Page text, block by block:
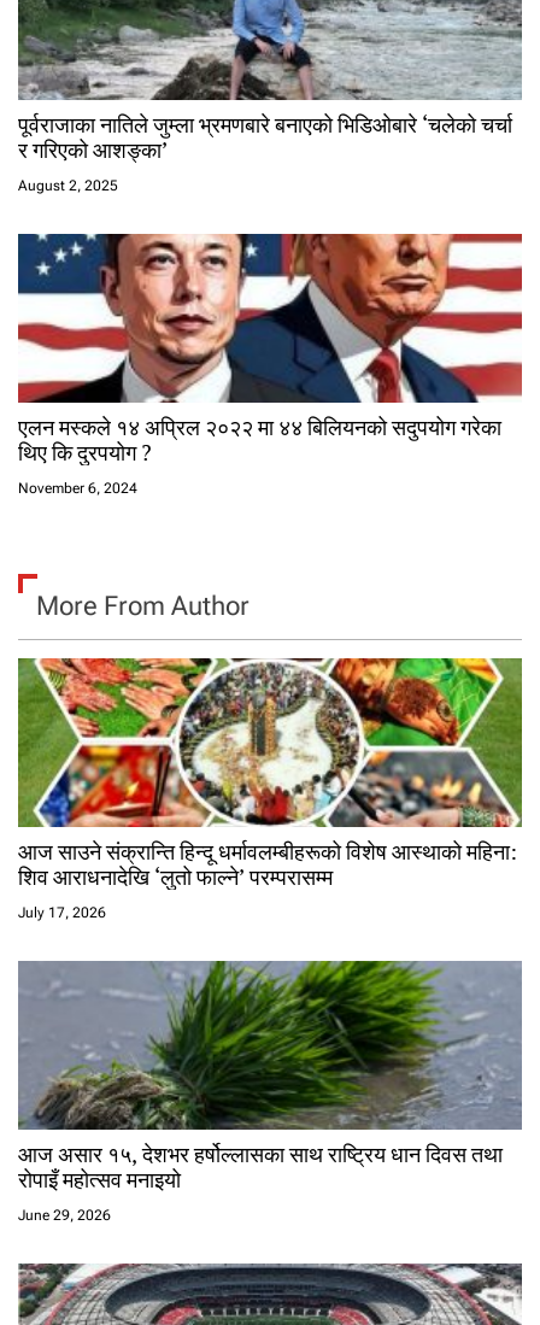
पूर्वराजाका नातिले जुम्ला भ्रमणबारे बनाएको भिडिओबारे ‘चलेको चर्चा
र गरिएको आशङ्का’
August 2, 2025
एलन मस्कले १४ अप्रिल २०२२ मा ४४ बिलियनको सदुपयोग गरेका
थिए कि दुरपयोग ?
November 6, 2024
More From Author
आज साउने संक्रान्ति हिन्दू धर्मावलम्बीहरूको विशेष आस्थाको महिना:
शिव आराधनादेखि ‘लुतो फाल्ने’ परम्परासम्म
July 17, 2026
आज असार १५, देशभर हर्षोल्लासका साथ राष्ट्रिय धान दिवस तथा
रोपाइँ महोत्सव मनाइयो
June 29, 2026